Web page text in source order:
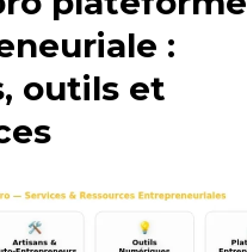
:
outils et